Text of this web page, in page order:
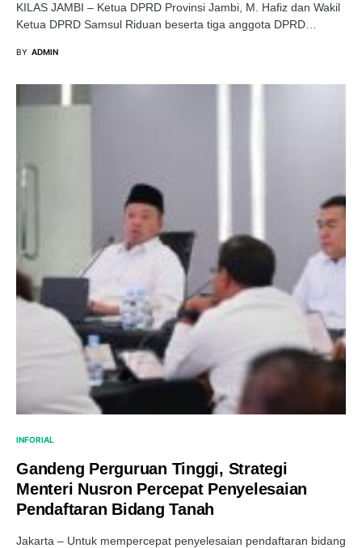
KILAS JAMBI – Ketua DPRD Provinsi Jambi, M. Hafiz dan Wakil
Ketua DPRD Samsul Riduan beserta tiga anggota DPRD…
BY ADMIN
INFORIAL
Gandeng Perguruan Tinggi, Strategi
Menteri Nusron Percepat Penyelesaian
Pendaftaran Bidang Tanah
Jakarta – Untuk mempercepat penyelesaian pendaftaran bidang